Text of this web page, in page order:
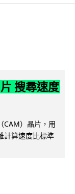
搜尋速度
CAM）晶片，用
計算速度比標準